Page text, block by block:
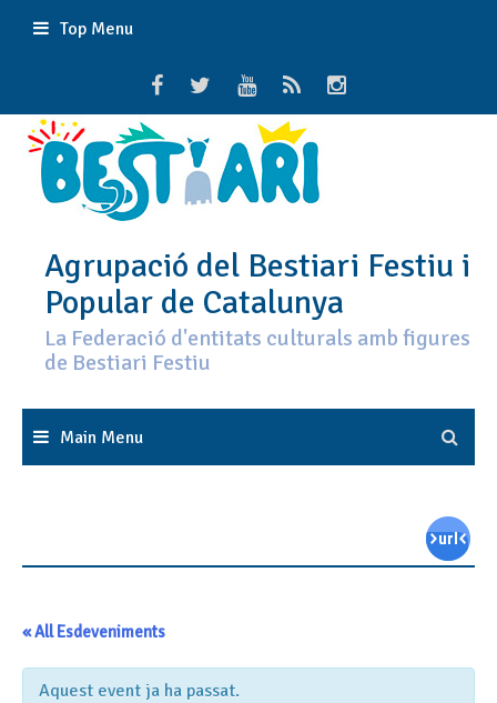
Top Menu
Agrupació del Bestiari Festiu i
Popular de Catalunya
La Federació d'entitats culturals amb figures
de Bestiari Festiu
Main Menu
« All Esdeveniments
Aquest event ja ha passat.